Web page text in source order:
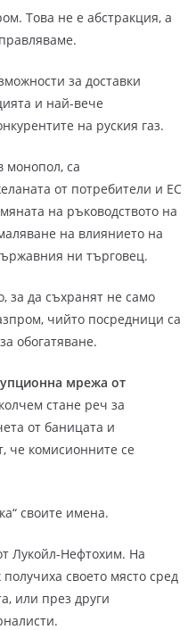
Това не е абстракция, а
за доставки
и най-вече
на руския газ.
монопол, са
от потребители и ЕС
на ръководството на
на влиянието на
ни търговец.
за да съхранят не само
чийто посредници са
обогатяване.
мрежа от
стане реч за
от баницата и
че комисионните се
своите имена.
Лукойл-Нефтохим. На
своето място сред
или през други